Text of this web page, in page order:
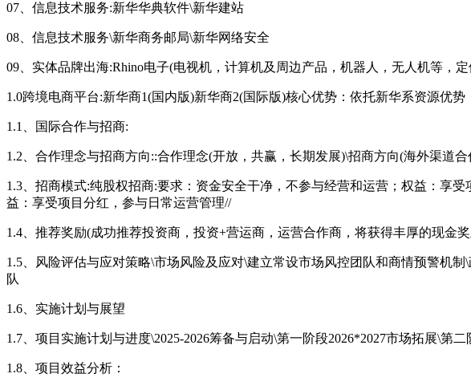
07、信息技术服务:新华华典软件\新华建站
08、信息技术服务\新华商务邮局\新华网络安全
09、实体品牌出海:Rhino电子(电视机，计算机及周边产品，机器人，无人机等，
1.0跨境电商平台:新华商1(国内版)新华商2(国际版)核心优势：依托新华系资源优
1.1、国际合作与招商:
1.2、合作理念与招商方向::合作理念(开放，共赢，长期发展)\招商方向(海外渠道
1.3、招商模式:纯股权招商:要求：资金安全干净，不参与经营和运营；权益：享
益：享受项目分红，参与日常运营管理//
1.4、推荐奖励(成功推荐投资商，投资+营运商，运营合作商，将获得丰厚的现金
1.5、风险评估与应对策略\市场风险及应对\建立常设市场风控团队和商情预警机
队
1.6、实施计划与展望
1.7、项目实施计划与进度\2025-2026筹备与启动\第一阶段2026*2027市场拓展\第
1.8、项目效益分析：